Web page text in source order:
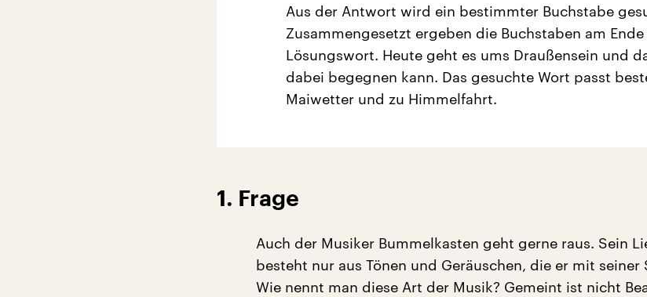
Aus der Antwort wird ein bestimmter Buchstabe
Zusammengesetzt ergeben die Buchstaben am Ende
Lösungswort. Heute geht es ums Draußensein und
dabei begegnen kann. Das gesuchte Wort passt
Maiwetter und zu Himmelfahrt.
1. Frage
Auch der Musiker Bummelkasten geht gerne raus. Sein
besteht nur aus Tönen und Geräuschen, die er mit seiner
Wie nennt man diese Art der Musik? Gemeint ist nicht